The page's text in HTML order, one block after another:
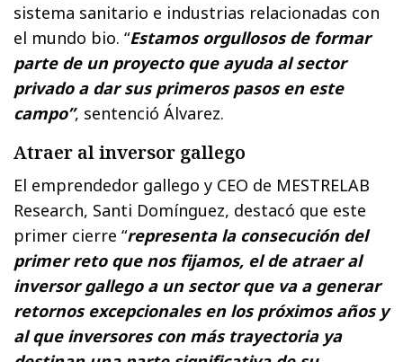
sistema sanitario e industrias relacionadas con
el mundo bio. “Estamos orgullosos de formar
parte de un proyecto que ayuda al sector
privado a dar sus primeros pasos en este
campo”, sentenció Álvarez.
Atraer al inversor gallego
El emprendedor gallego y CEO de MESTRELAB
Research, Santi Domínguez, destacó que este
primer cierre “representa la consecución del
primer reto que nos fijamos, el de atraer al
inversor gallego a un sector que va a generar
retornos excepcionales en los próximos años y
al que inversores con más trayectoria ya